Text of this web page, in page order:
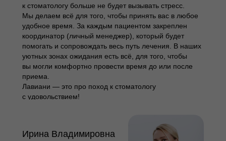
к стоматологу больше не будет вызывать стресс.
Мы делаем всё для того, чтобы принять вас в любое
удобное время. За каждым пациентом закреплен
координатор (личный менеджер), который будет
помогать и сопровождать весь путь лечения. В наших
уютных зонах ожидания есть всё, для того, чтобы
вы могли комфортно провести время до или после
приема.
Лавиани — это про поход к стоматологу
с удовольствием!
Ирина Владимировна